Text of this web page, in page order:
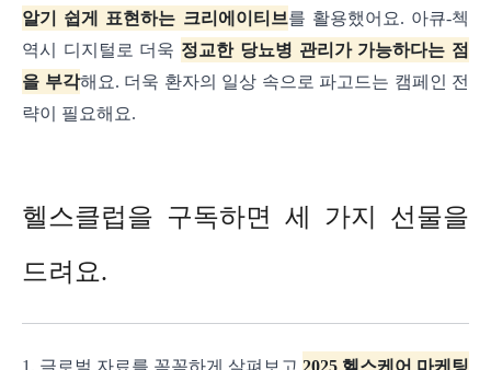
알기 쉽게 표현하는 크리에이티브를 활용했어요. 아큐-첵
역시 디지털로 더욱 정교한 당뇨병 관리가 가능하다는 점
을 부각해요. 더욱 환자의 일상 속으로 파고드는 캠페인 전
략이 필요해요.
헬스클럽을 구독하면 세 가지 선물을
드려요.